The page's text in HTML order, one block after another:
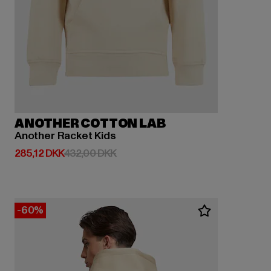
ANOTHER COTTON LAB
Another Racket Kids
285,12 DKK
Nuværende pris: 285,12 DKK
432,00 DKKKampagnepris: 432,00 DKK
-60%